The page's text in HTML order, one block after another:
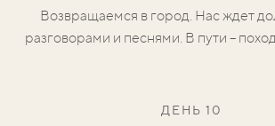
Возвращаемся в город. Нас ждет
разговорами и песнями. В пути –
ДЕНЬ 10